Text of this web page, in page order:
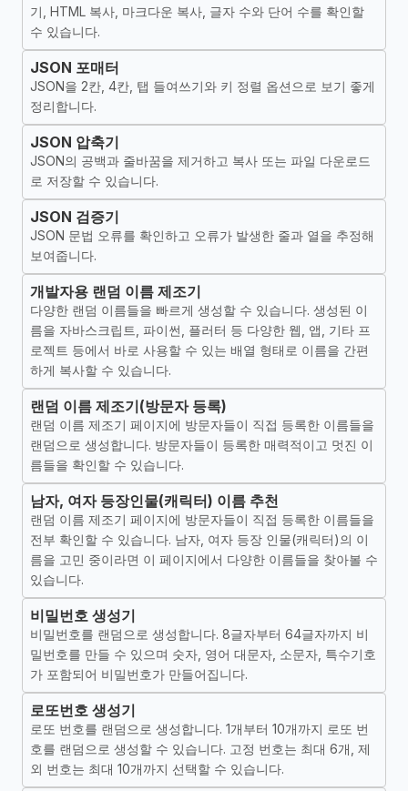
기, HTML 복사, 마크다운 복사, 글자 수와 단어 수를 확인할
수 있습니다.
JSON 포매터
JSON을 2칸, 4칸, 탭 들여쓰기와 키 정렬 옵션으로 보기 좋게
정리합니다.
JSON 압축기
JSON의 공백과 줄바꿈을 제거하고 복사 또는 파일 다운로드
로 저장할 수 있습니다.
JSON 검증기
JSON 문법 오류를 확인하고 오류가 발생한 줄과 열을 추정해
보여줍니다.
개발자용 랜덤 이름 제조기
다양한 랜덤 이름들을 빠르게 생성할 수 있습니다. 생성된 이
름을 자바스크립트, 파이썬, 플러터 등 다양한 웹, 앱, 기타 프
로젝트 등에서 바로 사용할 수 있는 배열 형태로 이름을 간편
하게 복사할 수 있습니다.
랜덤 이름 제조기(방문자 등록)
랜덤 이름 제조기 페이지에 방문자들이 직접 등록한 이름들을
랜덤으로 생성합니다. 방문자들이 등록한 매력적이고 멋진 이
름들을 확인할 수 있습니다.
남자, 여자 등장인물(캐릭터) 이름 추천
랜덤 이름 제조기 페이지에 방문자들이 직접 등록한 이름들을
전부 확인할 수 있습니다. 남자, 여자 등장 인물(캐릭터)의 이
름을 고민 중이라면 이 페이지에서 다양한 이름들을 찾아볼 수
있습니다.
비밀번호 생성기
비밀번호를 랜덤으로 생성합니다. 8글자부터 64글자까지 비
밀번호를 만들 수 있으며 숫자, 영어 대문자, 소문자, 특수기호
가 포함되어 비밀번호가 만들어집니다.
로또번호 생성기
로또 번호를 랜덤으로 생성합니다. 1개부터 10개까지 로또 번
호를 랜덤으로 생성할 수 있습니다. 고정 번호는 최대 6개, 제
외 번호는 최대 10개까지 선택할 수 있습니다.